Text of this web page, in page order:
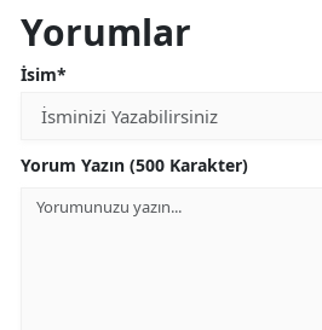
Yorumlar
İsim*
Yorum Yazın (500 Karakter)